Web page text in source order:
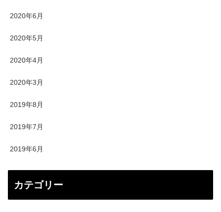
2020年6月
2020年5月
2020年4月
2020年3月
2019年8月
2019年7月
2019年6月
カテゴリー